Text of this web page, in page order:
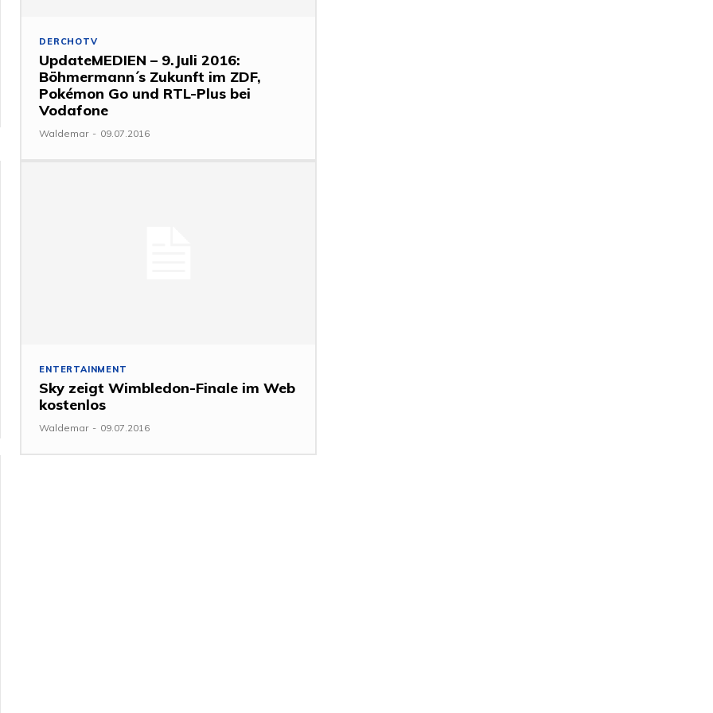
DERCHOTV
UpdateMEDIEN – 9.Juli 2016:
Böhmermann´s Zukunft im ZDF,
Pokémon Go und RTL-Plus bei
Vodafone
Waldemar - 09.07.2016
ENTERTAINMENT
Sky zeigt Wimbledon-Finale im Web
kostenlos
Waldemar - 09.07.2016